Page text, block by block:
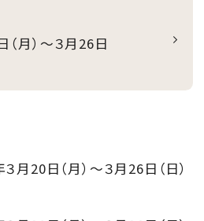
月）～３月26日
月20日（月）～３月26日（日）